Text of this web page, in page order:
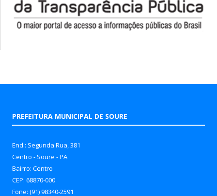
PREFEITURA MUNICIPAL DE SOURE
End.: Segunda Rua, 381
Centro - Soure - PA
Bairro: Centro
CEP: 68870-000
Fone: (91) 98340-2591